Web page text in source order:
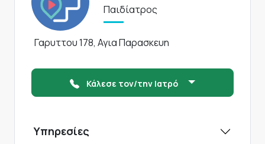
Παιδίατρος
Γαρυττου 178, Αγια Παρασκευη
Κάλεσε τον/την Ιατρό
Υπηρεσίες